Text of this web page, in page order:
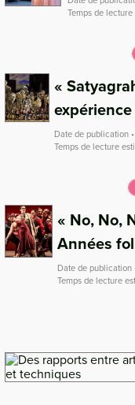
Temps de
«
Date de publication
Temps de lecture
« No, No,
Années
Date de publication
Temps de lecture